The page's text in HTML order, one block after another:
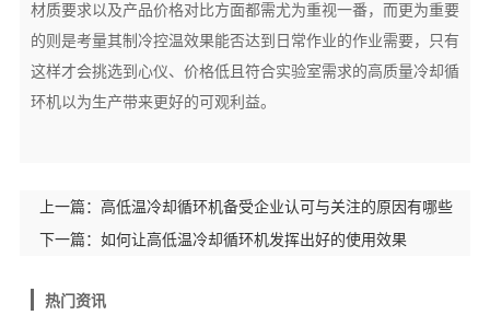
材质要求以及产品价格对比方面都需尤为重视一番，而更为重要
的则是考量其制冷控温效果能否达到日常作业的作业需要，只有
这样才会挑选到心仪、价格低且符合实验室需求的高质量冷却循
环机以为生产带来更好的可观利益。
上一篇： 高低温冷却循环机备受企业认可与关注的原因有哪些
下一篇： 如何让高低温冷却循环机发挥出好的使用效果
热门资讯